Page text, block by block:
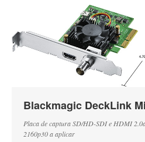
Blackmagic DeckLink
Placa de captura SD/HD-SDI e HDMI
2160p30 a aplicar